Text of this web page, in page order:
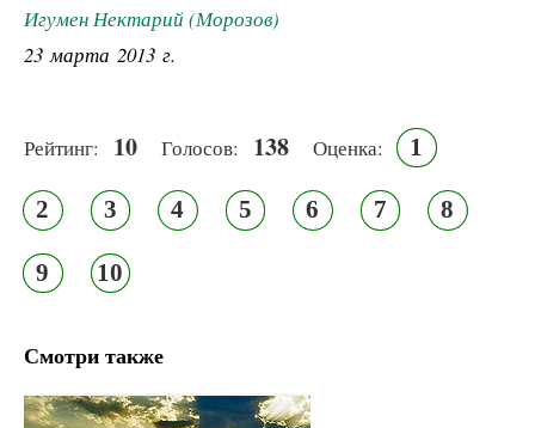
Игумен Нектарий (Морозов)
23 марта 2013 г.
Рейтинг: 10 Голосов: 138 Оценка: 1
2 3 4 5 6 7 8
9 10
Смотри также